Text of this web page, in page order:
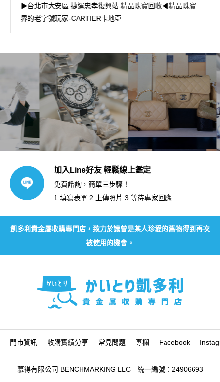
▶台北市大安區 捷運忠孝復興站 精品珠寶回收◀精品珠寶
界的老字號玩家-CARTIER卡地亞
加入Line好友 輕鬆線上鑑定
免費諮詢，簡單三步驟！
1.填寫表單 2.上傳照片 3.等待專家回應
凱多利貴金屬收購專門店，致力於讓曾是某人珍愛的舊物得到再次
被使用的機會。
門市資訊 收購實績分享 常見問題 專欄 Facebook
慕得有限公司 BENCHMARKING LLC 統一編號：24906693